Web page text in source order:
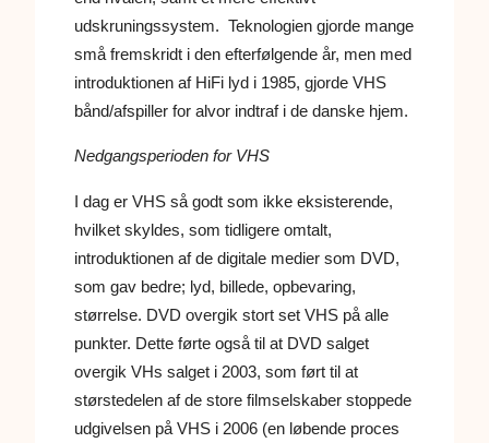
udskruningssystem. Teknologien gjorde mange
små fremskridt i den efterfølgende år, men med
introduktionen af HiFi lyd i 1985, gjorde VHS
bånd/afspiller for alvor indtraf i de danske hjem.
Nedgangsperioden for VHS
I dag er VHS så godt som ikke eksisterende,
hvilket skyldes, som tidligere omtalt,
introduktionen af de digitale medier som DVD,
som gav bedre; lyd, billede, opbevaring,
størrelse. DVD overgik stort set VHS på alle
punkter. Dette førte også til at DVD salget
overgik VHs salget i 2003, som ført til at
størstedelen af de store filmselskaber stoppede
udgivelsen på VHS i 2006 (en løbende proces